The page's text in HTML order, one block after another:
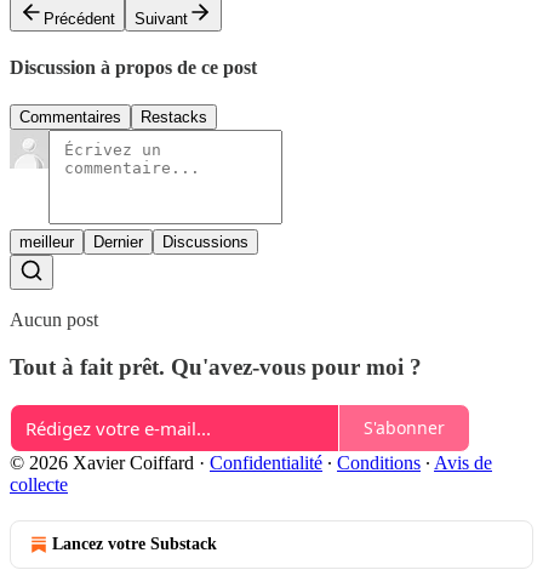
Précédent
Suivant
Discussion à propos de ce post
Commentaires Restacks
meilleur Dernier Discussions
Aucun post
Tout à fait prêt. Qu'avez-vous pour moi ?
S'abonner
© 2026 Xavier Coiffard · Confidentialité ∙ Conditions ∙ Avis de
collecte
Lancez votre Substack